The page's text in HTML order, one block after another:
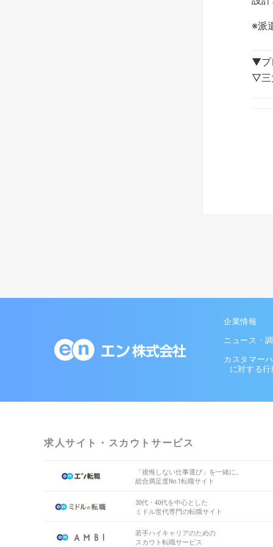
※派
▼プ
▽三
企業情報
ニュース・
カスタマー
に対する行
求人サイト・スカウトサービス
「後悔しない仕事選び」を一緒に。
総合満足度No.1転職サイト
30代・40代を中心とした
ミドル世代専門の転職サイト
若手ハイキャリアのための
スカウト転職サービス